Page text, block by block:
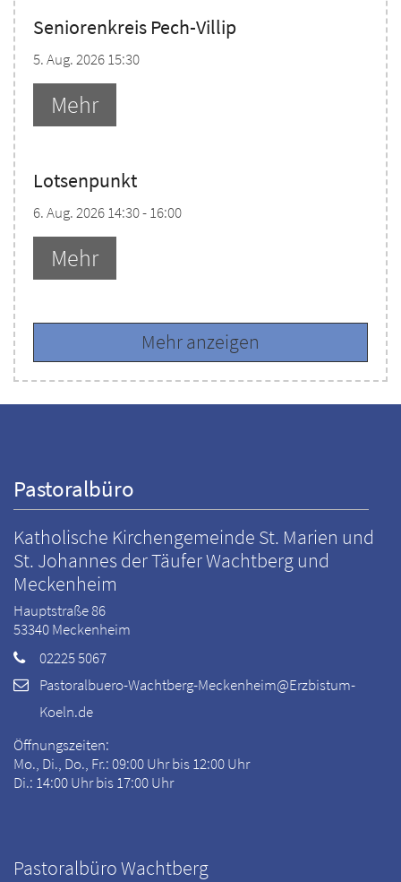
Seniorenkreis Pech-Villip
5. Aug. 2026 15:30
Mehr
Lotsenpunkt
6. Aug. 2026 14:30 - 16:00
Mehr
Mehr anzeigen
Pastoralbüro
Katholische Kirchengemeinde St. Marien und
St. Johannes der Täufer Wachtberg und
Meckenheim
Hauptstraße 86
53340Meckenheim
02225 5067
Pastoralbuero-Wachtberg-Meckenheim@Erzbistum-
Koeln.de
Öffnungszeiten:
Mo., Di., Do., Fr.: 09:00 Uhr bis 12:00 Uhr
Di.: 14:00 Uhr bis 17:00 Uhr
Pastoralbüro Wachtberg